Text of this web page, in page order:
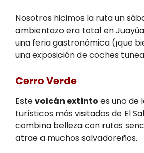
Nosotros hicimos la ruta un
ambientazo era total en
una feria gastronómica (¡que
una exposición de coches
Cerro Verde
Estevolcán extinto es uno de
turísticos más visitados de El
combina belleza con rutas
atrae a muchos salvadoreños.